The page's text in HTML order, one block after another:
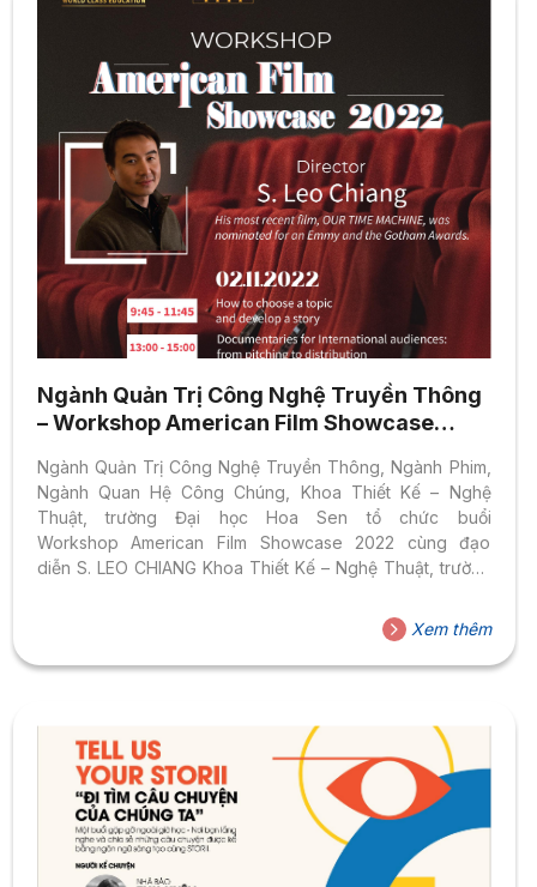
Ngành Quản Trị Công Nghệ Truyền Thông
– Workshop American Film Showcase
Ngành Quản Trị Công Nghệ Truyền Thông, Ngành Phim,
Ngành Quan Hệ Công Chúng, Khoa Thiết Kế – Nghệ
Thuật, trường Đại học Hoa Sen tổ chức buổi
Workshop American Film Showcase 2022 cùng đạo
diễn S. LEO CHIANG Khoa Thiết Kế – Nghệ Thuật, trường
Xem thêm